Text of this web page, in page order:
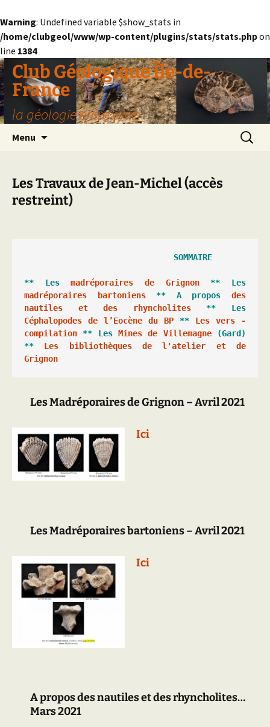
Warning: Undefined variable $show_stats in
/home/clubgeol/www/wp-content/plugins/stats/stats.phpon
line 1384
Aller
au
contenu
Club Géologique Île-de-
France
la géologie entre amis
Menu
Les Travaux de Jean-Michel (accès
restreint)
** Les madréporaires de Grignon
madréporaires bartoniens ** A propos des
nautiles et des rhyncholites
Céphalopodes de l’Eocène du BP ** Les vers -
compilation ** Les Mines de Villemagne (Gard)
** Les bibliothèques de l'atelier et de
Grignon
Les Madréporaires de Grignon – Avril 2021
Ici
Les Madréporaires bartoniens – Avril 2021
Ici
A propos des nautiles et des rhyncholites…
Mars 2021